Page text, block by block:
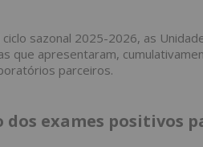
sazonal 2025-2026, as
que apresentaram,
parceiros.
dos exames positivos